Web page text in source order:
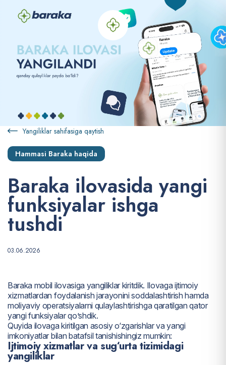
Yangiliklar sahifasiga qaytish
Hammasi Baraka haqida
Baraka ilovasida yangi
funksiyalar ishga
tushdi
03.06.2026
Baraka mobil ilovasiga yangiliklar kiritdik. Ilovaga ijtimoiy
xizmatlardan foydalanish jarayonini soddalashtirish hamda
moliyaviy operatsiyalarni qulaylashtirishga qaratilgan qator
yangi funksiyalar qo’shdik.
Quyida ilovaga kiritilgan asosiy o‘zgarishlar va yangi
imkoniyatlar bilan batafsil tanishishingiz mumkin:
Ijtimoiy xizmatlar va sug‘urta tizimidagi
yangiliklar